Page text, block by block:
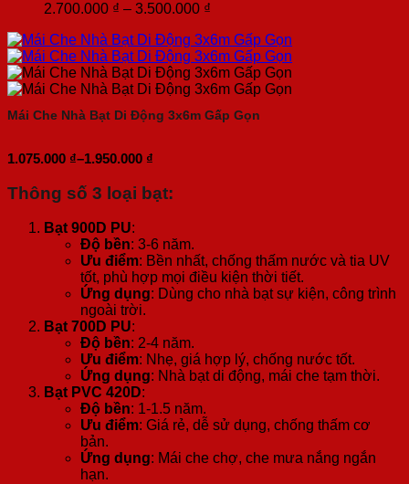
2.700.000 ₫ – 3.500.000 ₫
từ
2.700.000 ₫
đến
3.500.000 ₫
Mái Che Nhà Bạt Di Động 3x6m Gấp Gọn
1.075.000 ₫–1.950.000 ₫
Khoảng
từ
đến
1.950.000 ₫
Thông số 3 loại bạt:
Bạt 900D PU:
Độ bền: 3-6 năm.
Ưu điểm: Bền nhất, chống thấm nước và tia UV
tốt, phù hợp mọi điều kiện thời tiết.
Ứng dụng: Dùng cho nhà bạt sự kiện, công trình
ngoài trời.
Bạt 700D PU:
Độ bền: 2-4 năm.
Ưu điểm: Nhẹ, giá hợp lý, chống nước tốt.
Ứng dụng: Nhà bạt di động, mái che tạm thời.
Bạt PVC 420D:
Độ bền: 1-1.5 năm.
Ưu điểm: Giá rẻ, dễ sử dụng, chống thấm cơ
bản.
Ứng dụng: Mái che chợ, che mưa nắng ngắn
hạn.